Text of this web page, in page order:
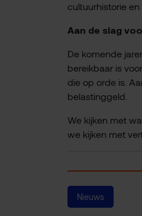
cultuurhistorie en
Aan de slag
De komende
bereikbaar is
die op orde is.
belastinggeld.
We kijken met
we kijken met
Nieuws